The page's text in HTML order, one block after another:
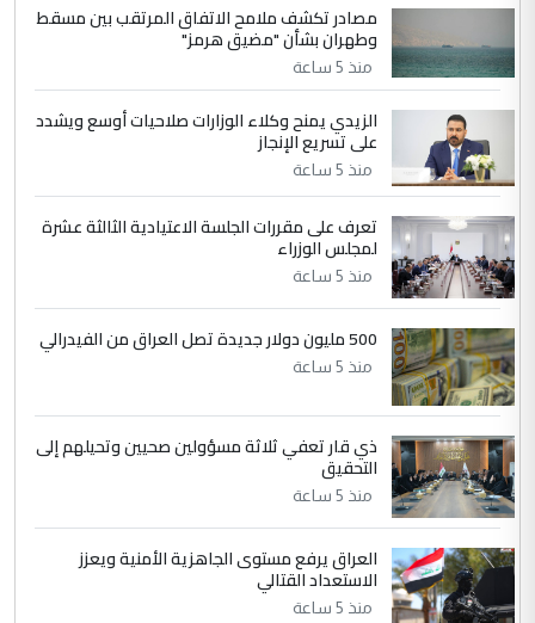
الجواهري يرد على صدام حسين سل
مضجعيك يابن الزنا (نص كامل)
5
التعليق : تحياتي لك استاذ حامدتركان. كلام
دقيق ومسؤول؛ فالاستثمار الحقيقي للإنسان
الموضوع :
بين الإهمال واغتصاب الأرض.. بلاد
الرافدين تعاني الجفاف والتصحر!!
مصادر تكشف ملامح الاتفاق المرتقب بين مسقط
وطهران بشأن "مضيق هرمز"
منذ 5 ساعة
الزيدي يمنح وكلاء الوزارات صلاحيات أوسع ويشدد
على تسريع الإنجاز
منذ 5 ساعة
تعرف على مقررات الجلسة الاعتيادية الثالثة عشرة
لمجلس الوزراء
منذ 5 ساعة
500 مليون دولار جديدة تصل العراق من الفيدرالي
منذ 5 ساعة
ذي قار تعفي ثلاثة مسؤولين صحيين وتحيلهم إلى
التحقيق
منذ 5 ساعة
العراق يرفع مستوى الجاهزية الأمنية ويعزز
الاستعداد القتالي
منذ 5 ساعة